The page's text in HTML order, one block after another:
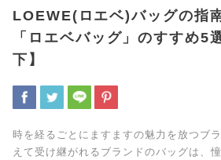
LOEWE(ロエベ)バッグの指
「ロエベバッグ」のすすめ5
下】
時を経るごとにますますの魅力を放つブ
えて受け継がれるブランドのバッグは、